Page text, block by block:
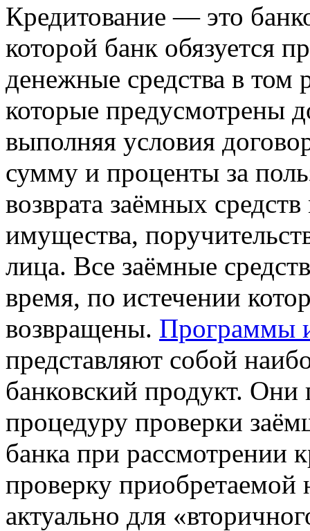
Кредитование — это
которой банк обязуется
денежные средства в том
которые предусмотрены
выполняя условия
сумму и проценты за
возврата заёмных
имущества,
лица. Все заёмные
время, по истечении
возвращены. Программы
представляют собой
банковский продукт.
процедуру проверки
банка при рассмотрении
проверку
актуально для